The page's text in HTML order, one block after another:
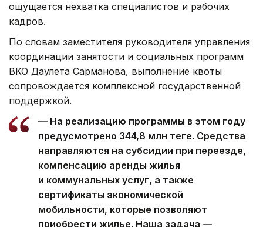
ощущается нехватка специалистов и рабочих
кадров.
По словам заместителя руководителя управления
координации занятости и социальных программ
ВКО Даулета Сарманова, выполнение квоты
сопровождается комплексной государственной
поддержкой.
— На реализацию программы в этом году
предусмотрено 344,8 млн теңге. Средства
направляются на субсидии при переезде,
компенсацию аренды жилья
и коммунальных услуг, а также
сертификаты экономической
мобильности, которые позволяют
приобрести жилье. Наша задача —